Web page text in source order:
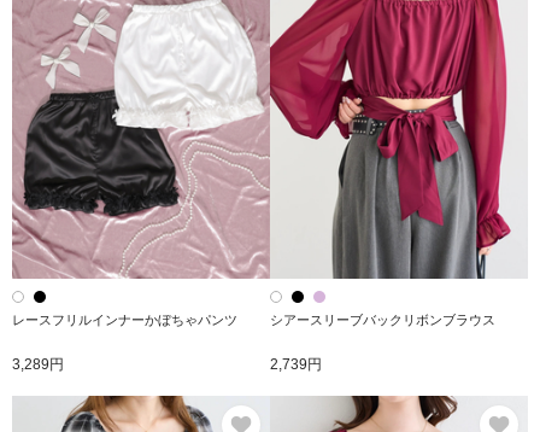
レースフリルインナーかぼちゃパンツ
3,289円
シアースリーブバックリボンブラウス
2,739円